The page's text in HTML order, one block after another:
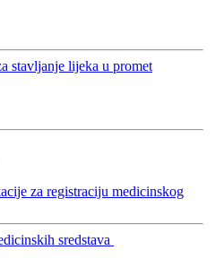
stavljanje lijeka u promet
za registraciju medicinskog
sredstava